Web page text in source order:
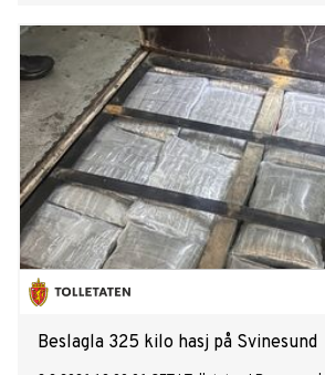
Beslagla 325 kilo hasj på Svinesund